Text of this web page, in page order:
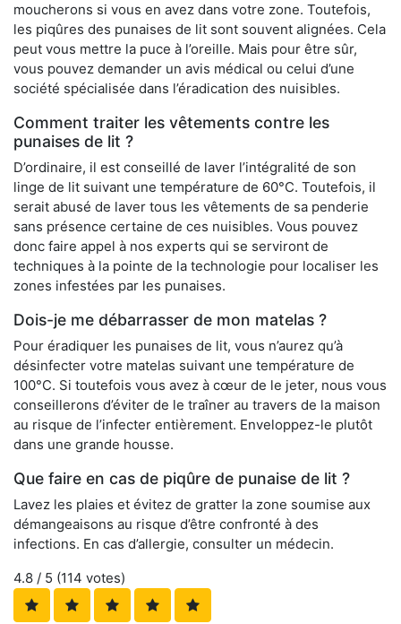
moucherons si vous en avez dans votre zone. Toutefois,
les piqûres des punaises de lit sont souvent alignées. Cela
peut vous mettre la puce à l’oreille. Mais pour être sûr,
vous pouvez demander un avis médical ou celui d’une
société spécialisée dans l’éradication des nuisibles.
Comment traiter les vêtements contre les
punaises de lit ?
D’ordinaire, il est conseillé de laver l’intégralité de son
linge de lit suivant une température de 60°C. Toutefois, il
serait abusé de laver tous les vêtements de sa penderie
sans présence certaine de ces nuisibles. Vous pouvez
donc faire appel à nos experts qui se serviront de
techniques à la pointe de la technologie pour localiser les
zones infestées par les punaises.
Dois-je me débarrasser de mon matelas ?
Pour éradiquer les punaises de lit, vous n’aurez qu’à
désinfecter votre matelas suivant une température de
100°C. Si toutefois vous avez à cœur de le jeter, nous vous
conseillerons d’éviter de le traîner au travers de la maison
au risque de l’infecter entièrement. Enveloppez-le plutôt
dans une grande housse.
Que faire en cas de piqûre de punaise de lit ?
Lavez les plaies et évitez de gratter la zone soumise aux
démangeaisons au risque d’être confronté à des
infections. En cas d’allergie, consulter un médecin.
4.8 / 5 (114 votes)